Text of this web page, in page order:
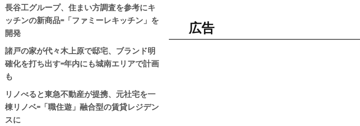
広告
長谷工グループ、住まい方調査を参考にキ
ッチンの新商品=「ファミーレキッチン」を
開発
諸戸の家が代々木上原で邸宅、ブランド明
確化を打ち出す=年内にも城南エリアで計画
も
リノべると東急不動産が提携、元社宅を一
棟リノベ=「職住遊」融合型の賃貸レジデン
スに